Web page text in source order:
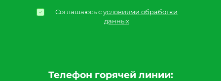
Телефон горячей линии:
Соглашаюсь сусловиями обработки
данных